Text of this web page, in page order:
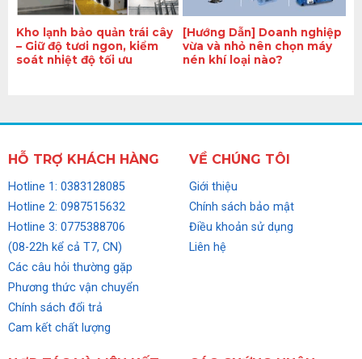
Kho lạnh bảo quản trái cây
– Giữ độ tươi ngon, kiểm
soát nhiệt độ tối ưu
[Hướng Dẫn] Doanh nghiệp
vừa và nhỏ nên chọn máy
nén khí loại nào?
HỖ TRỢ KHÁCH HÀNG
Hotline 1: 0383128085
Hotline 2: 0987515632
Hotline 3: 0775388706
(08-22h kể cả T7, CN)
Các câu hỏi thường gặp
Phương thức vận chuyển
Chính sách đổi trả
Cam kết chất lượng
VỀ CHÚNG TÔI
Giới thiệu
Chính sách bảo mật
Điều khoản sử dụng
Liên hệ